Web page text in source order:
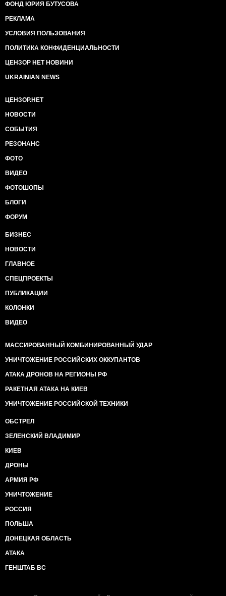
ФОНД ЮРИЯ БУТУСОВА
РЕКЛАМА
УСЛОВИЯ ПОЛЬЗОВАНИЯ
ПОЛИТИКА КОНФИДЕНЦИАЛЬНОСТИ
ЦЕНЗОР НЕТ НОВИНИ
UKRAINIAN NEWS
ЦЕНЗОР.НЕТ
НОВОСТИ
СОБЫТИЯ
РЕЗОНАНС
ФОТО
ВИДЕО
ФОТОШОПЫ
БЛОГИ
ФОРУМ
БИЗНЕС
НОВОСТИ
ГЛАВНОЕ
СПЕЦПРОЕКТЫ
ПУБЛИКАЦИИ
КОЛОНКИ
ВИДЕО
МАССИРОВАННЫЙ КОМБИНИРОВАННЫЙ УДАР
УНИЧТОЖЕНИЕ РОССИЙСКИХ ОККУПАНТОВ
АТАКА ДРОНОВ НА РЕГИОНЫ РФ
РАКЕТНАЯ АТАКА НА КИЕВ
УНИЧТОЖЕНИЕ РОССИЙСКОЙ ТЕХНИКИ
ОБСТРЕЛ
ЗЕЛЕНСКИЙ ВЛАДИМИР
КИЕВ
ДРОНЫ
АРМИЯ РФ
УНИЧТОЖЕНИЕ
РОССИЯ
ПОЛЬША
ДОНЕЦКАЯ ОБЛАСТЬ
АТАКА
ГЕНШТАБ ВС